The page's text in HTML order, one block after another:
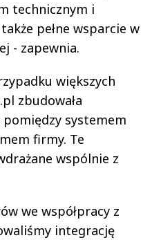
technicznym i
pełne wsparcie w
- zapewnia.
większych
zbudowała
systemem
firmy. Te
wspólnie z
we współpracy z
integrację